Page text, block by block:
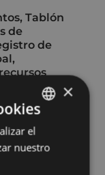
Tablón
de
de
domicilio,
BASQUE
SPANISH
×
el
nuestro